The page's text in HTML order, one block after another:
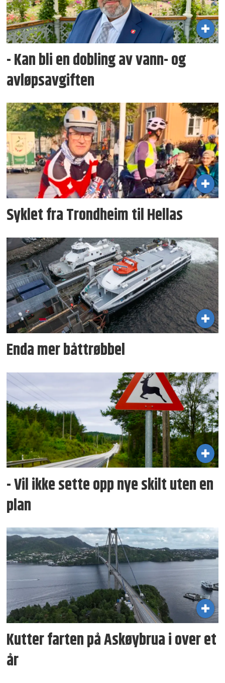
- Kan bli en dobling av vann- og
avløpsavgiften
Syklet fra Trondheim til Hellas
Enda mer båttrøbbel
- Vil ikke sette opp nye skilt uten en
plan
Kutter farten på Askøybrua i over et
år